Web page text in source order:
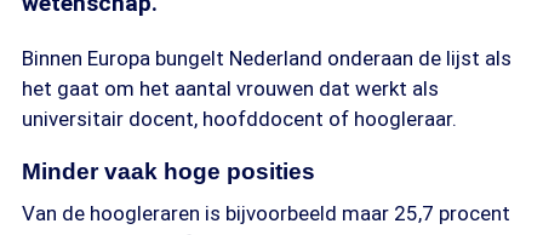
Binnen Europa bungelt Nederland onderaan de lijst als
het gaat om het aantal vrouwen dat werkt als
universitair docent, hoofddocent of hoogleraar.
Minder vaak hoge posities
Van de hoogleraren is bijvoorbeeld maar 25,7 procent